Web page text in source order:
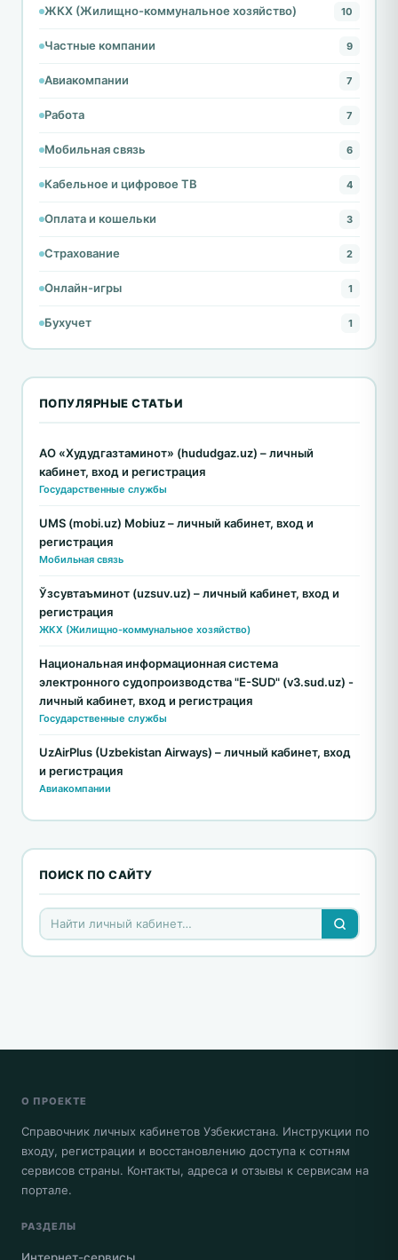
ЖКХ (Жилищно-коммунальное хозяйство) 10
Частные компании 9
Авиакомпании 7
Работа 7
Мобильная связь 6
Кабельное и цифровое ТВ 4
Оплата и кошельки 3
Страхование 2
Онлайн-игры 1
Бухучет 1
ПОПУЛЯРНЫЕ СТАТЬИ
АО «Худудгазтаминот» (hududgaz.uz) – личный
кабинет, вход и регистрация
Государственные службы
UMS (mobi.uz) Mobiuz – личный кабинет, вход и
регистрация
Мобильная связь
Ўзсувтаъминот (uzsuv.uz) – личный кабинет, вход и
регистрация
ЖКХ (Жилищно-коммунальное хозяйство)
Национальная информационная система
электронного судопроизводства "E-SUD" (v3.sud.uz) -
личный кабинет, вход и регистрация
Государственные службы
UzAirPlus (Uzbekistan Airways) – личный кабинет, вход
и регистрация
Авиакомпании
ПОИСК ПО САЙТУ
О ПРОЕКТЕ
Справочник личных кабинетов Узбекистана. Инструкции по
входу, регистрации и восстановлению доступа к сотням
сервисов страны. Контакты, адреса и отзывы к сервисам на
портале.
РАЗДЕЛЫ